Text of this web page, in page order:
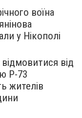
воїна
у Нікополі
від
Р-73
жителів